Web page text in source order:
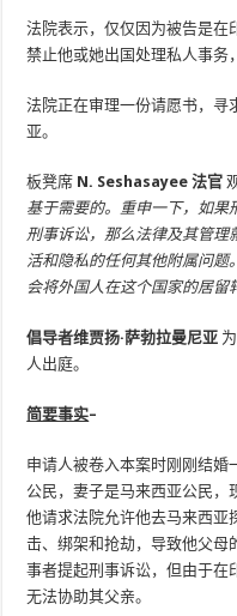
法院表示，仅仅因为被告是在
禁止他或她出国处理私人事务
法院正在审理一份请愿书，寻
亚。
板凳席 N. Seshasayee 法官
基于需要的。重申一下，如果
刑事诉讼，那么法律及其管理
活和隐私的任何其他附属问题
会将外国人在这个国家的居留
倡导者维贾扬·萨勃拉曼尼亚
人出庭。
简要事实–
申请人被卷入本案时刚刚结婚
公民，妻子是马来西亚公民，
他请求法院允许他去马来西亚
击、绑架和抢劫，导致他父母
事者提起刑事诉讼，但由于在
无法协助其父亲。